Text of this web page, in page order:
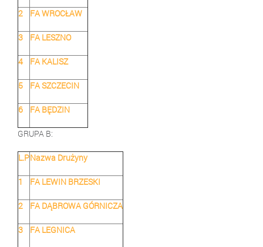
2 FA WROCŁAW
3 FA LESZNO
4 FA KALISZ
5 FA SZCZECIN
6 FA BĘDZIN
GRUPA B:
L.PNazwa Drużyny
1 FA LEWIN BRZESKI
2 FA DĄBROWA GÓRNICZA
3 FA LEGNICA